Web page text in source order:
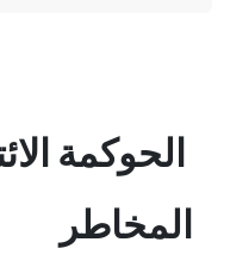
الحوكمة
المخاطر